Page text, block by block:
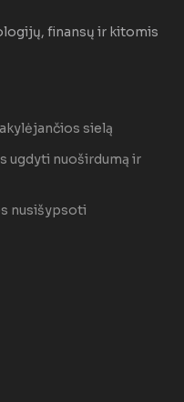
finansų ir kitomis
sielą
ugdyti nuoširdumą ir
nusišypsoti